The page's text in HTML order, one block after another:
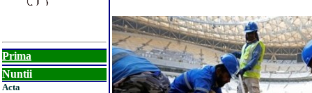
Prima
Nuntii
Acta